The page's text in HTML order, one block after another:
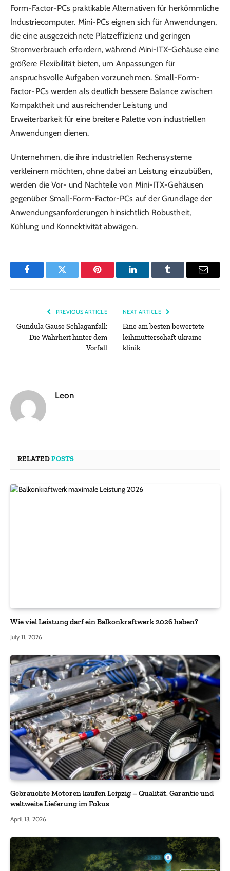
Form-Factor-PCs praktikable Alternativen für herkömmliche
Industriecomputer. Mini-PCs eignen sich für Anwendungen,
die eine ausgezeichnete Platzeffizienz und geringen
Stromverbrauch erfordern, während Mini-ITX-Gehäuse eine
größere Flexibilität bieten, um Anpassungen für
anspruchsvolle Aufgaben vorzunehmen. Small-Form-
Factor-PCs werden als deutlich bessere Balance zwischen
Kompaktheit und ausreichender Leistung und
Erweiterbarkeit für eine breitere Palette von industriellen
Anwendungen dienen.
Unternehmen, die ihre industriellen Rechensysteme
verkleinern möchten, ohne dabei an Leistung einzubüßen,
werden die Vor- und Nachteile von Mini-ITX-Gehäusen
gegenüber Small-Form-Factor-PCs auf der Grundlage der
Anwendungsanforderungen hinsichtlich Robustheit,
Kühlung und Konnektivität abwägen.
FacebookTwitter Pinterest LinkedInTumblr Email
PREVIOUS ARTICLE
Gundula Gause Schlaganfall:
Die Wahrheit hinter dem
Vorfall
NEXT ARTICLE
Eine am besten bewertete
leihmutterschaft ukraine
klinik
Leon
RELATEDPOSTS
Wie viel Leistung darf ein Balkonkraftwerk 2026 haben?
July 11, 2026
Gebrauchte Motoren kaufen Leipzig – Qualität, Garantie und
weltweite Lieferung im Fokus
April 13, 2026